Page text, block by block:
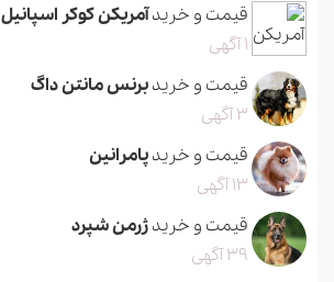
قیمت و خریدآمریکن کوکر اسپانیل
1 آگهی
قیمت و خریدبرنس مانتن داگ
3 آگهی
قیمت و خریدپامرانین
13 آگهی
قیمت و خریدژرمن شپرد
39 آگهی